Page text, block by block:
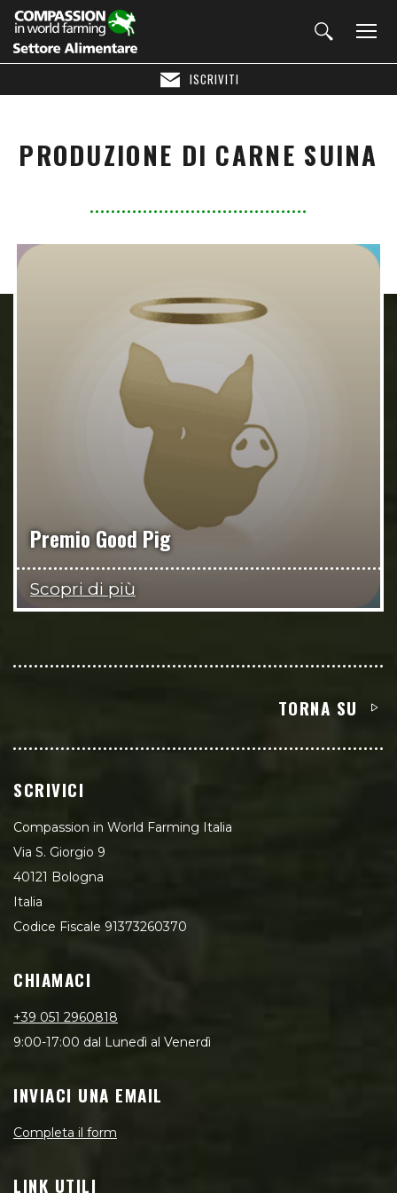
ISCRIVITI
PRODUZIONE DI CARNE SUINA
Premio Good Pig
Scopri di più
TORNA SU
SCRIVICI
Compassion in World Farming Italia
Via S. Giorgio 9
40121 Bologna
Italia
Codice Fiscale 91373260370
CHIAMACI
+39 051 2960818
9:00-17:00 dal Lunedì al Venerdì
INVIACI UNA EMAIL
Completa il form
LINK UTILI